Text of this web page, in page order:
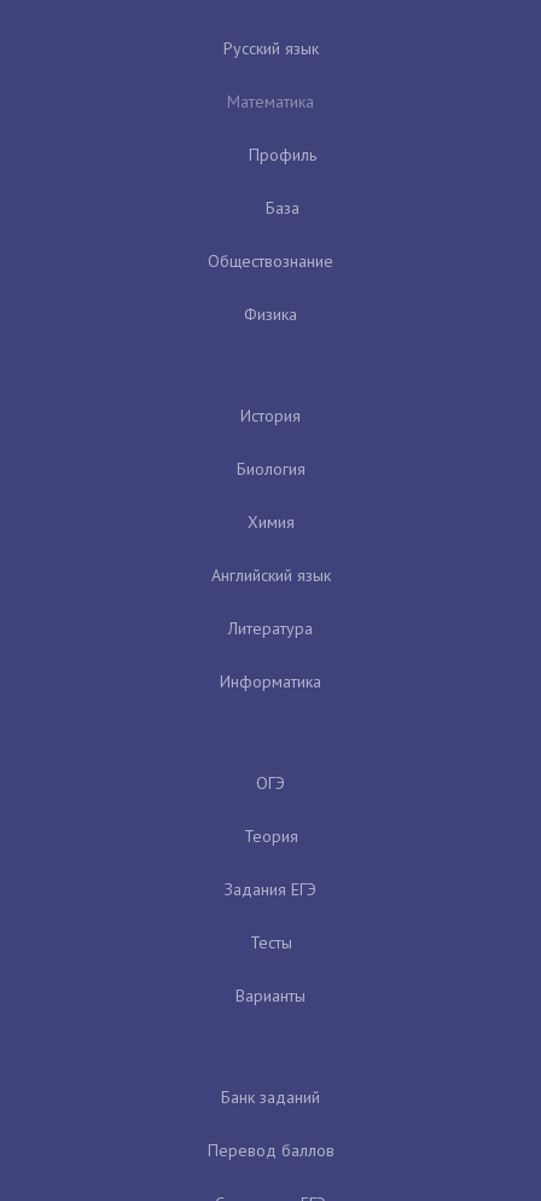
Русский язык
Математика
Профиль
База
Обществознание
Физика
История
Биология
Химия
Английский язык
Литература
Информатика
ОГЭ
Теория
Задания ЕГЭ
Тесты
Варианты
Банк заданий
Перевод баллов